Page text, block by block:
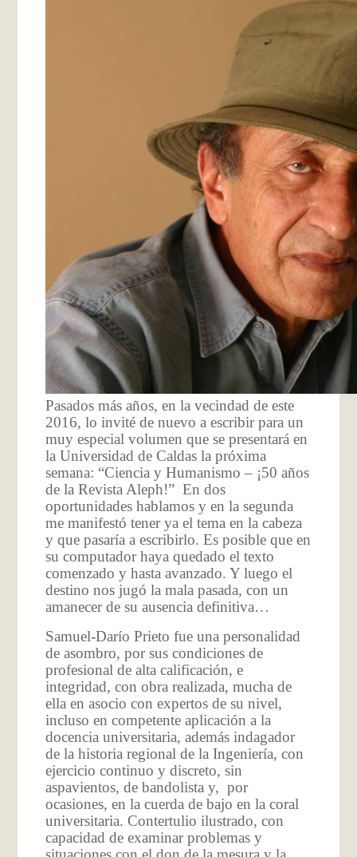
Pasados más años, en la vecindad de este
2016, lo invité de nuevo a escribir para un
muy especial volumen que se presentará en
la Universidad de Caldas la próxima
semana: “Ciencia y Humanismo – ¡50 años
de la Revista Aleph!” En dos
oportunidades hablamos y en la segunda
me manifestó tener ya el tema en la cabeza
y que pasaría a escribirlo. Es posible que en
su computador haya quedado el texto
comenzado y hasta avanzado. Y luego el
destino nos jugó la mala pasada, con un
amanecer de su ausencia definitiva…
Samuel-Darío Prieto fue una personalidad
de asombro, por sus condiciones de
profesional de alta calificación, e
integridad, con obra realizada, mucha de
ella en asocio con expertos de su nivel,
incluso en competente aplicación a la
docencia universitaria, además indagador
de la historia regional de la Ingeniería, con
ejercicio continuo y discreto, sin
aspavientos, de bandolista y, por
ocasiones, en la cuerda de bajo en la coral
universitaria. Contertulio ilustrado, con
capacidad de examinar problemas y